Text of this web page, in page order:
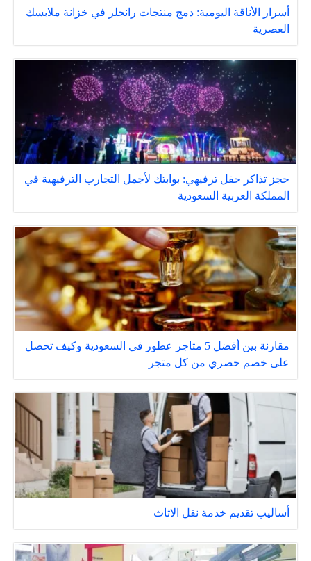
أسرار الأناقة اليومية: دمج منتجات رانجلر في خزانة ملابسك
العصرية
حجز تذاكر حفل ترفيهي: بوابتك لأجمل التجارب الترفيهية في
المملكة العربية السعودية
مقارنة بين أفضل 5 متاجر عطور في السعودية وكيف تحصل
على خصم حصري من كل متجر
أساليب تقديم خدمة نقل الاثاث